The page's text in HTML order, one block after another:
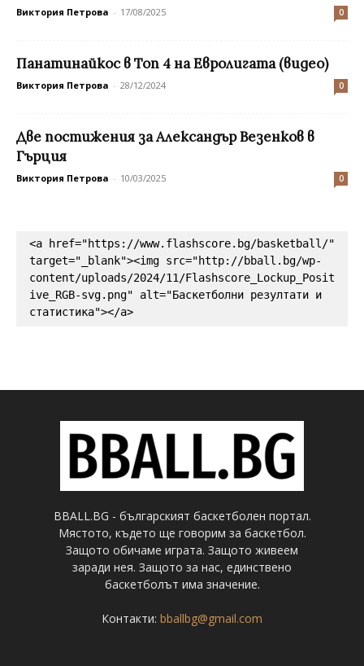
Виктория Петрова - 17/08/2025 0
Панатинайкос в Топ 4 на Евролигата (видео)
Виктория Петрова - 28/12/2024 0
Две постижения за Александър Везенков в
Гърция
Виктория Петрова - 10/03/2025 0
<a href="https://www.flashscore.bg/basketball/"
target="_blank"><img src="http://bball.bg/wp-
content/uploads/2024/11/Flashscore_Lockup_Posit
ive_RGB-svg.png" alt="Баскетболни резултати и
статистика"></a>
BBALL.BG - българският баскетболен портал.
Мястото, където ще говорим за баскетбол.
Защото обичаме играта. Защото живеем
заради нея. Защото за нас, единствено
баскетболът има значение.
Контакти: bballbg@gmail.com